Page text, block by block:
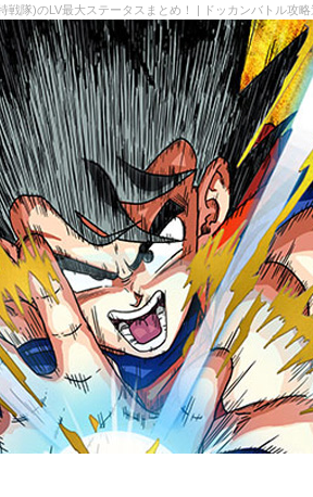
戦隊)のLV最大ステータスまとめ！ | ドッカンバトル攻略